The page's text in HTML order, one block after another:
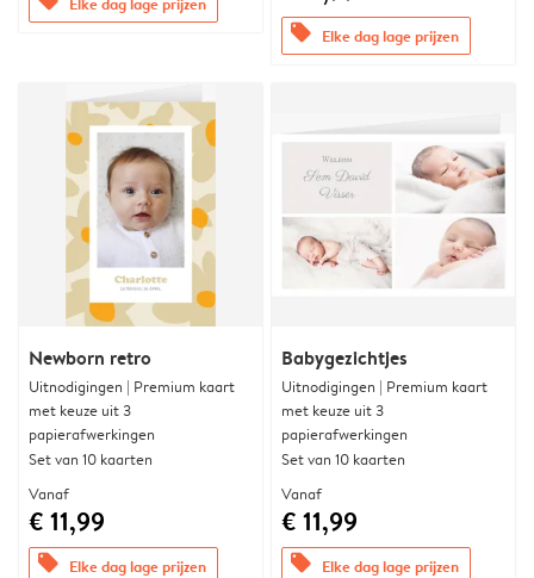
offers Elke dag lage prijzen
Newborn retro
Uitnodigingen | Premium kaart
met keuze uit 3
papierafwerkingen
Set van 10 kaarten
Vanaf
€ 11,99
offers Elke dag lage prijzen
Babygezichtjes
Uitnodigingen | Premium kaart
met keuze uit 3
papierafwerkingen
Set van 10 kaarten
Vanaf
€ 11,99
offers Elke dag lage prijzen